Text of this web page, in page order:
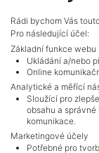
Rádi bychom Vás
Pro následující účel:
Základní funkce webu
Ukládání a/nebo
Online
Analytické a měřící
Sloužící pro
obsahu a
komunikace.
Marketingové účely
Potřebné pro